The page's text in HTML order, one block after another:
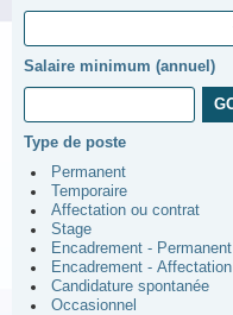
Salaire minimum (annuel)
Type de poste
Permanent
Temporaire
Affectation ou contrat
Stage
Encadrement - Permanent
Encadrement - Affectation
Candidature spontanée
Occasionnel